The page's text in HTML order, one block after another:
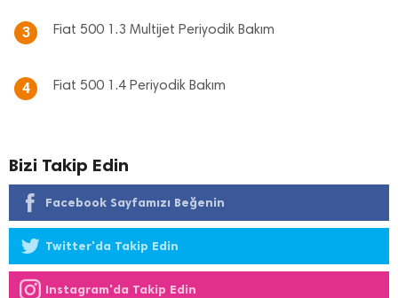
3 Fiat 500 1.3 Multijet Periyodik Bakım
4 Fiat 500 1.4 Periyodik Bakım
Bizi Takip Edin
Facebook Sayfamızı Beğenin
Twitter'da Takip Edin
Instagram'da Takip Edin